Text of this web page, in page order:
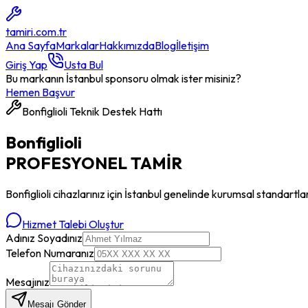
tamiri.com.tr
Ana SayfaMarkalarHakkımızdaBlogİletişim
Giriş Yap
Usta Bul
Bu markanın İstanbul sponsoru olmak ister misiniz?
Hemen Başvur
BonfiglioliTeknik Destek Hattı
Bonfiglioli
PROFESYONELTAMİR
Bonfigliolicihazlarınız için İstanbul genelinde kurumsal
Hizmet Talebi Oluştur
Adınız Soyadınız
Telefon Numaranız
Mesajınız
Mesajı Gönder